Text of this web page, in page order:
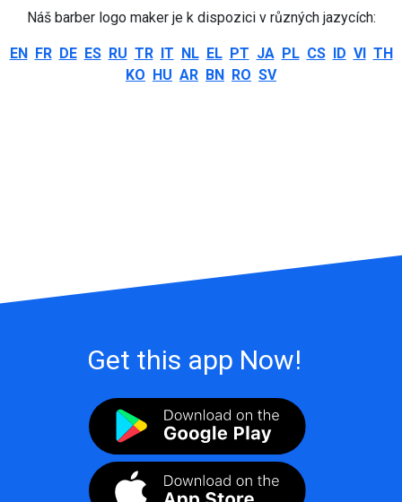
Náš barber logo maker je k dispozici v různých jazycích:
EN FR DE ES RU TR IT NL EL PT JA PL CS ID VI TH
KO HU AR BN RO SV
Get this app Now!